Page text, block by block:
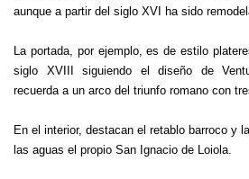
aunque a partir del siglo XVI ha sido
La portada, por ejemplo, es de estilo
siglo XVIII siguiendo el diseño de
recuerda a un arco del triunfo romano con
En el interior, destacan el retablo barroco y
las aguas el propio San Ignacio de Loiola.